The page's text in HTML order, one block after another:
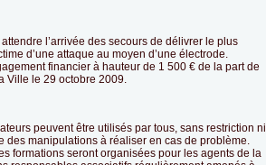
l’arrivée des secours de délivrer le plus
d’une attaque au moyen d’une électrode.
financier à hauteur de 1 500 € de la part de
Ville le 29 octobre 2009.
peuvent être utilisés par tous, sans restriction ni
des manipulations à réaliser en cas de problème.
formations seront organisées pour les agents de la